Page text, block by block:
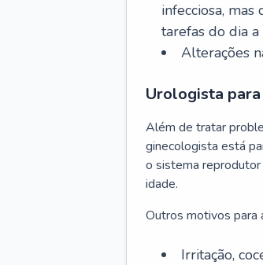
infecciosa,
tarefas do dia a
Alterações
Urologista para
Além de tratar
ginecologista está
o sistema reprodutor
idade.
Outros motivos para
Irritação,